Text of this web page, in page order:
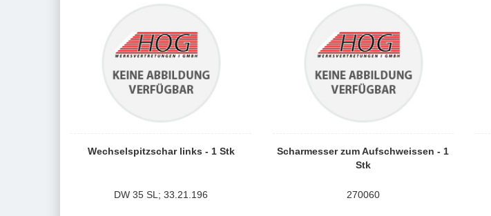
Wechselspitzschar links - 1 Stk
DW 35 SL; 33.21.196
Scharmesser zum Aufschweissen - 1
Stk
270060